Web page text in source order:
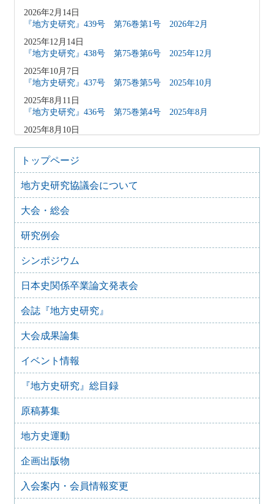
2026年2月14日
『地方史研究』439号 第76巻第1号 2026年2月
2025年12月14日
『地方史研究』438号 第75巻第6号 2025年12月
2025年10月7日
『地方史研究』437号 第75巻第5号 2025年10月
2025年8月11日
『地方史研究』436号 第75巻第4号 2025年8月
2025年8月10日
2025年6月9日
『地方史研究』435号 第75巻第3号 2025年6月
2025年4月9日
『地方史研究』434号 第75巻第2号 2025年4月
2025年2月10日
『地方史研究』433号 第75巻第1号 2025年2月
2025年1月15日
『地方史研究』432号 第74巻第6号 2024年12月
『地方史研究』431号 第74巻第5号 2024年10月
2024年11月20日
『地方史研究』430号 第74巻第4号 2024年8月
2024年6月4日
『地方史研究』429号 第75巻第3号 2024年6月
2024年6月4日
『地方史研究』428号 第74巻第2号 2024年4月
2024年6月4日
『地方史研究』427号 第74巻第1号 2024年2月
2023年12月24日
『地方史研究』426号 第73巻第6号 2023年12月
『地方史研究』425号 第73巻第5号 2023年10月
2023年8月15日
『地方史研究』424号 第73巻第4号 2023年8月
トップページ
地方史研究協議会について
大会・総会
研究例会
シンポジウム
日本史関係卒業論文発表会
会誌『地方史研究』
大会成果論集
イベント情報
『地方史研究』総目録
原稿募集
地方史運動
企画出版物
入会案内・会員情報変更